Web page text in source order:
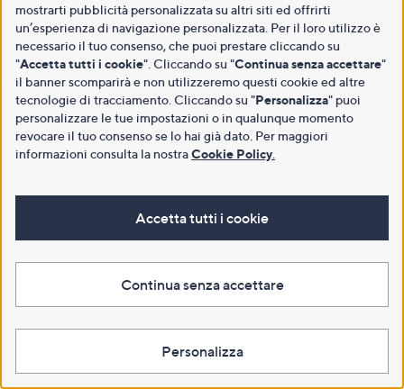
mostrarti pubblicità personalizzata su altri siti ed offrirti
un’esperienza di navigazione personalizzata. Per il loro utilizzo è
necessario il tuo consenso, che puoi prestare cliccando su
"Accetta tutti i cookie". Cliccando su "Continua senza accettare"
il banner scomparirà e non utilizzeremo questi cookie ed altre
tecnologie di tracciamento. Cliccando su "Personalizza" puoi
personalizzare le tue impostazioni o in qualunque momento
revocare il tuo consenso se lo hai già dato. Per maggiori
informazioni consulta la nostraCookie Policy
Accetta tutti i cookie
Continua senza accettare
Personalizza